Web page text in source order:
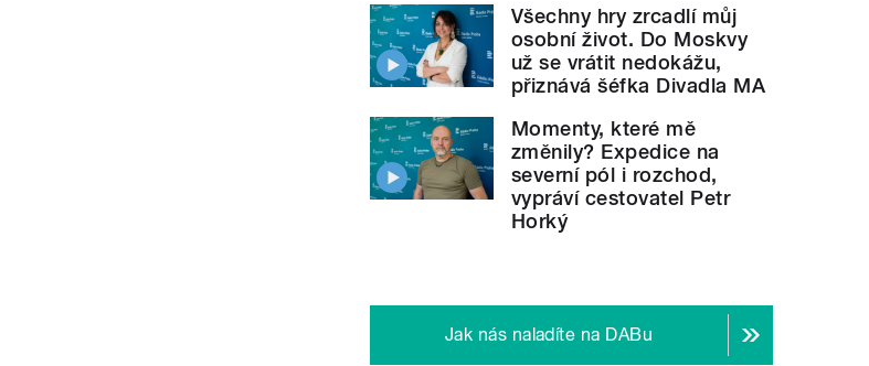
Všechny hry zrcadlí můj
osobní život. Do Moskvy
už se vrátit nedokážu,
přiznává šéfka Divadla MA
Momenty, které mě
změnily? Expedice na
severní pól i rozchod,
vypráví cestovatel Petr
Horký
Jak nás naladíte na DABu